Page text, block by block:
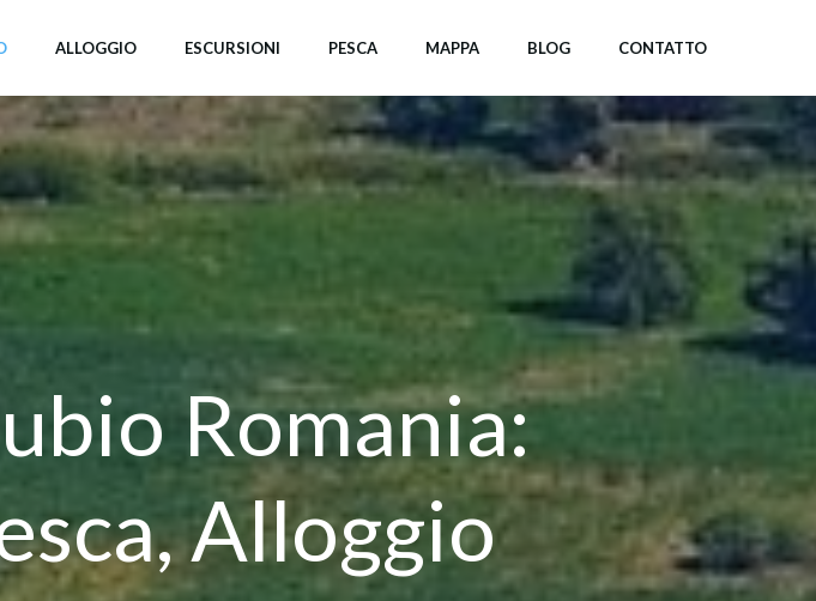
ALLOGGIO ESCURSIONI PESCA MAPPA BLOG CONTATTO
Romania:
Alloggio